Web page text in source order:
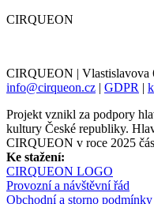
CIRQUEON
CIRQUEON | Vlastislavova
info@cirqueon.cz | GDPR |
Projekt vznikl za podpory
kultury České republiky.
CIRQUEON v roce 2025
Ke stažení:
CIRQUEON LOGO
Provozní a návštěvní řád
Obchodní a storno podmínky